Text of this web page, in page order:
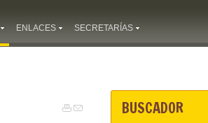
ENLACES SECRETARÍAS
BUSCADOR